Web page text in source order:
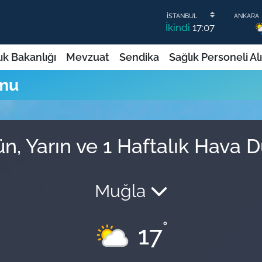
İkindi 17:07
Bakanlığı Mevzuat Sendika Sağlık Personeli
Yarın ve 1 Haftalık Hava
Muğla
17°